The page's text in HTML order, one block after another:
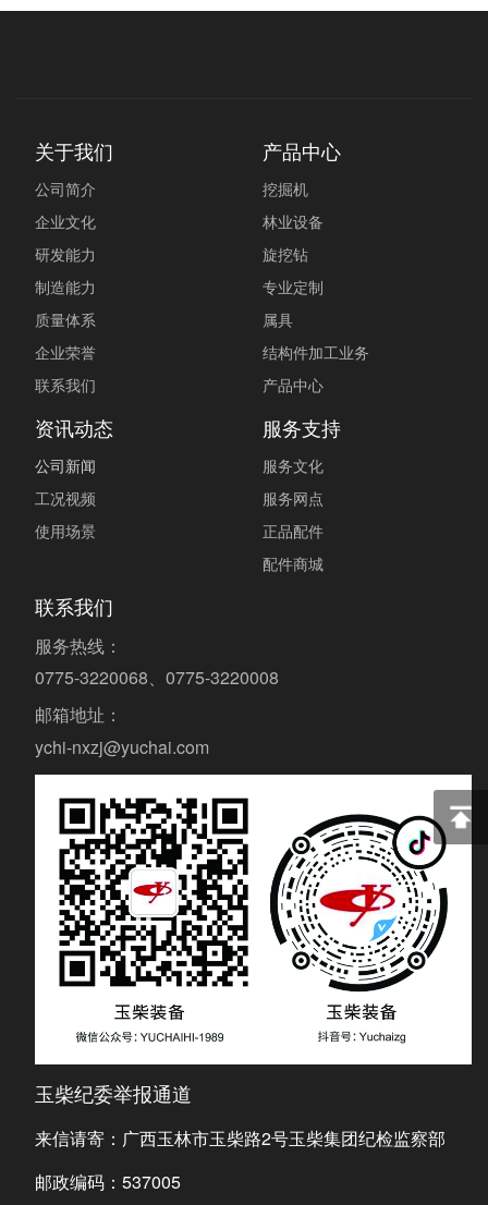
额作为中介服务奖励金。租赁合同签订后，在公司收到五个
关于我们
公司简介
企业文化
研发能力
制造能力
质量体系
企业荣誉
联系我们
产品中心
挖掘机
林业设备
旋挖钻
专业定制
属具
结构件加工业务
产品中心
资讯动态
公司新闻
工况视频
使用场景
服务支持
服务文化
服务网点
正品配件
配件商城
联系我们
服务热线：
0775-3220068、0775-3220008
邮箱地址：
ychi-nxzj@yuchai.com
玉柴纪委举报通道
来信请寄：广西玉林市玉柴路2号玉柴集团纪检监察部
邮政编码：537005